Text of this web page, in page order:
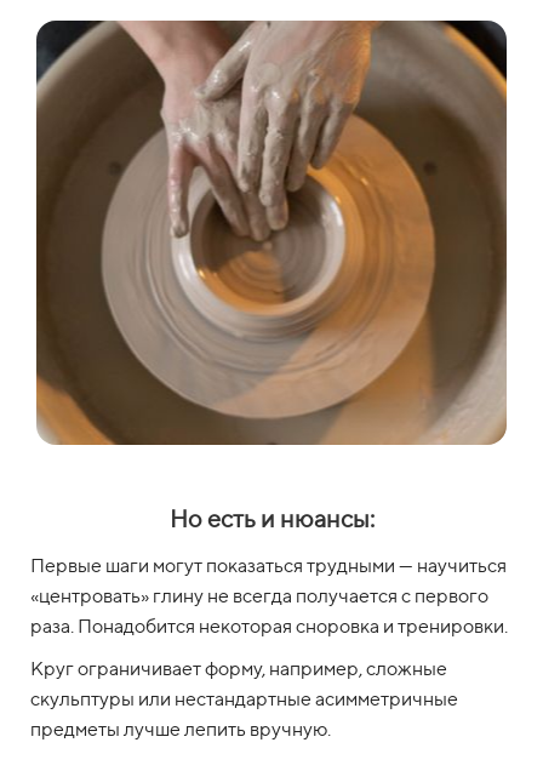
Но есть и нюансы:
Первые шаги могут показаться трудными — научиться
«центровать» глину не всегда получается с первого
раза. Понадобится некоторая сноровка и тренировки.
Круг ограничивает форму, например, сложные
скульптуры или нестандартные асимметричные
предметы лучше лепить вручную.